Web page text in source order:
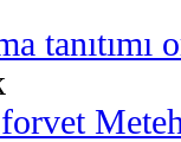
tanıtımı